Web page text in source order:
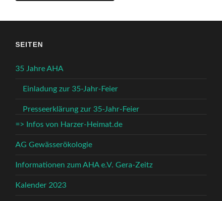
SEITEN
35 Jahre AHA
Einladung zur 35-Jahr-Feier
Presseerklärung zur 35-Jahr-Feier
=> Infos von Harzer-Heimat.de
AG Gewässerökologie
Informationen zum AHA e.V. Gera-Zeitz
Kalender 2023